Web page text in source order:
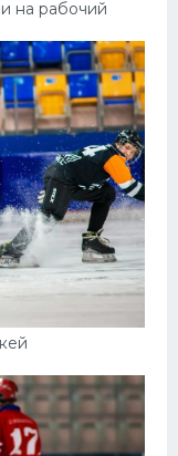
на рабочий